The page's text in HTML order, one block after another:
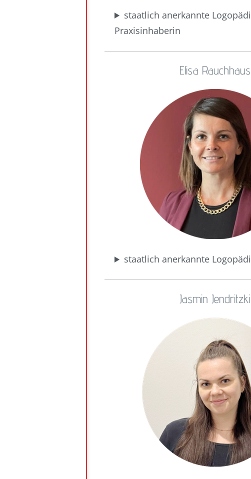
staatlich anerkannte
Praxisinhaberin
Elisa Rauchhaus
staatlich anerkannte
Jasmin Jendritzki